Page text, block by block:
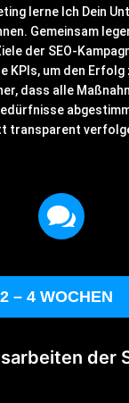
lerne Ich Dein
Gemeinsam
der SEO-
KPIs, um den Erfolg
dass alle
transparent

2 – 4 WOCHEN
der